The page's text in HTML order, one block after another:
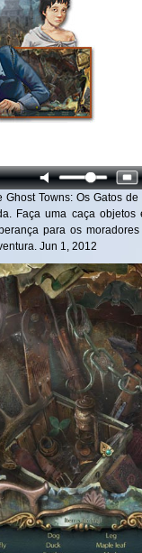
Towns: Os Gatos
Faça uma caça
para os
Jun 1, 2012